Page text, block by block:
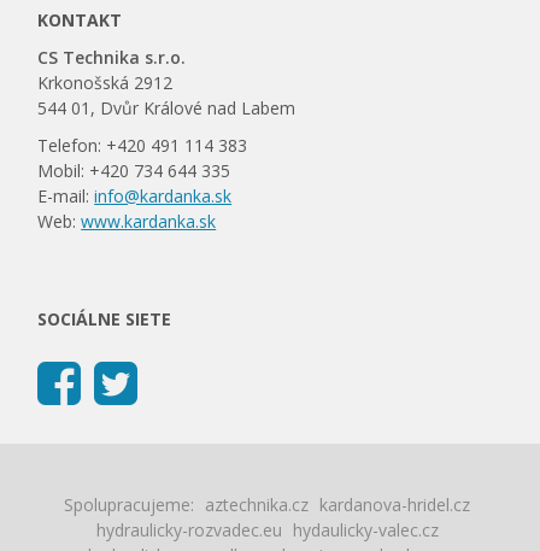
KONTAKT
CS Technika s.r.o.
Krkonošská 2912
544 01, Dvůr Králové nad Labem
Telefon: +420 491 114 383
Mobil: +420 734 644 335
E-mail:info@kardanka.sk
Web:www.kardanka.sk
SOCIÁLNE SIETE
Spolupracujeme: aztechnika.cz kardanova-hridel.cz
hydraulicky-rozvadec.eu hydaulicky-valec.cz